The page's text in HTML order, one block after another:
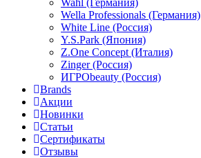
Wahl (Германия)
Wella Professionals (Германия)
White Line (Россия)
Y.S.Park (Япония)
Z.One Concept (Италия)
Zinger (Россия)
ИГРОbeauty (Россия)
Brands
Акции
Новинки
Статьи
Сертификаты
Отзывы